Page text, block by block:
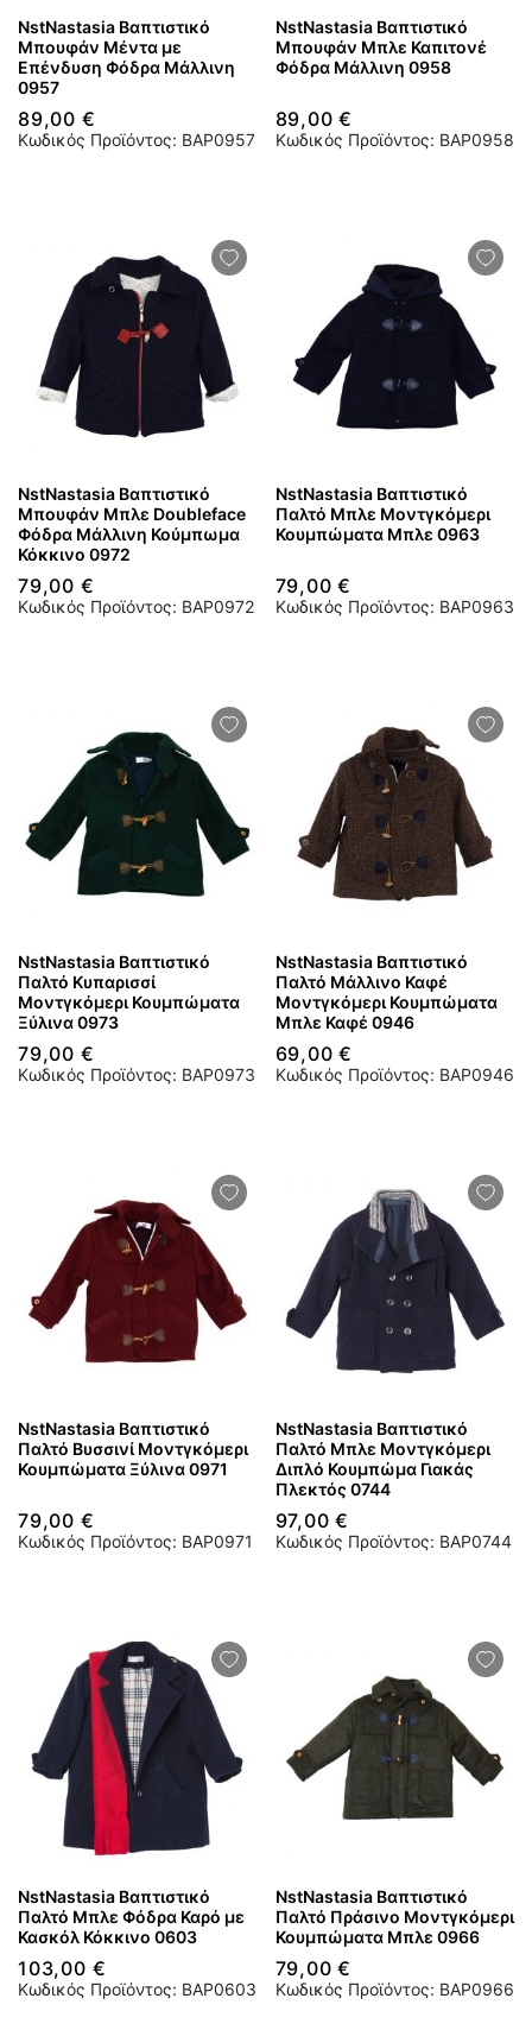
NstNastasia Βαπτιστικό
Μπουφάν Μέντα με
Επένδυση Φόδρα Μάλλινη
0957
89,00 €
Κωδικός Προϊόντος: BAP0957
NstNastasia Βαπτιστικό
Μπουφάν Μπλε Καπιτονέ
Φόδρα Μάλλινη 0958
89,00 €
Κωδικός Προϊόντος: BAP0958
NstNastasia Βαπτιστικό
Μπουφάν Μπλε Doubleface
Φόδρα Μάλλινη Κούμπωμα
Κόκκινο 0972
79,00 €
Κωδικός Προϊόντος: BAP0972
NstNastasia Βαπτιστικό
Παλτό Μπλε Μοντγκόμερι
Κουμπώματα Μπλε 0963
79,00 €
Κωδικός Προϊόντος: BAP0963
NstNastasia Βαπτιστικό
Παλτό Κυπαρισσί
Μοντγκόμερι Κουμπώματα
Ξύλινα 0973
79,00 €
Κωδικός Προϊόντος: BAP0973
NstNastasia Βαπτιστικό
Παλτό Μάλλινο Καφέ
Μοντγκόμερι Κουμπώματα
Μπλε Καφέ 0946
69,00 €
Κωδικός Προϊόντος: BAP0946
NstNastasia Βαπτιστικό
Παλτό Βυσσινί Μοντγκόμερι
Κουμπώματα Ξύλινα 0971
79,00 €
Κωδικός Προϊόντος: BAP0971
NstNastasia Βαπτιστικό
Παλτό Μπλε Μοντγκόμερι
Διπλό Κουμπώμα Γιακάς
Πλεκτός 0744
97,00 €
Κωδικός Προϊόντος: BAP0744
NstNastasia Βαπτιστικό
Παλτό Μπλε Φόδρα Καρό με
Κασκόλ Κόκκινο 0603
103,00 €
Κωδικός Προϊόντος: BAP0603
NstNastasia Βαπτιστικό
Παλτό Πράσινο Μοντγκόμερι
Κουμπώματα Μπλε 0966
79,00 €
Κωδικός Προϊόντος: BAP0966